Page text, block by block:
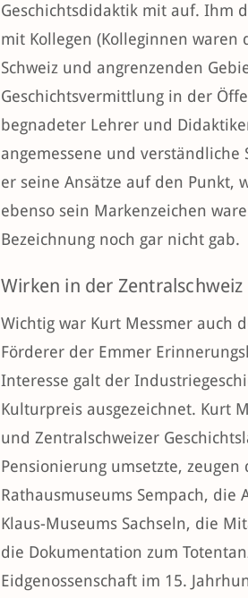
Geschichtsdidaktik mit auf. Ihm
mit Kollegen (Kolleginnen waren
Schweiz und angrenzenden
Geschichtsvermittlung in der
begnadeter Lehrer und
angemessene und
er seine Ansätze auf den Punkt,
ebenso sein Markenzeichen
Bezeichnung noch gar nicht gab.
Wirken in der Zentralschweiz
Wichtig war Kurt Messmer auch
Förderer der Emmer
Interesse galt der
Kulturpreis ausgezeichnet. Kurt
und Zentralschweizer
Pensionierung umsetzte,
Rathausmuseums Sempach,
Klaus-Museums Sachseln, die
die Dokumentation zum
Eidgenossenschaft im 15.